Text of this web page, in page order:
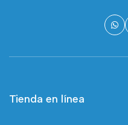
Tienda en línea